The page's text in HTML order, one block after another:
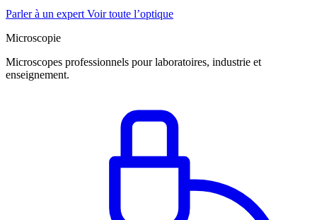
Parler à un expert Voir toute l’optique
Microscopie
Microscopes professionnels pour laboratoires, industrie et
enseignement.